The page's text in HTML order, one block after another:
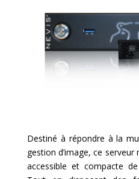
Destiné à répondre à la
gestion d’image, ce
accessible et compacte